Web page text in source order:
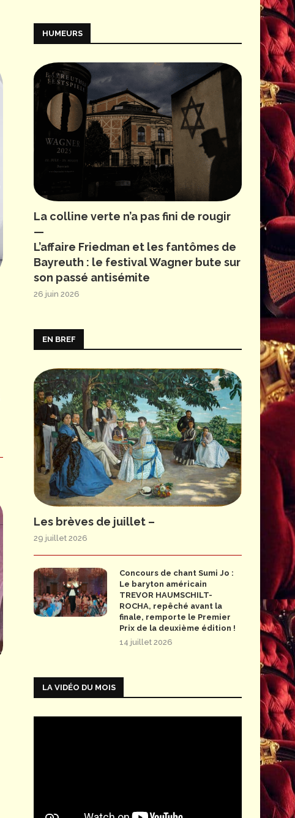
HUMEURS
La colline verte n’a pas fini de rougir
—
L’affaire Friedman et les fantômes de
Bayreuth : le festival Wagner bute sur
son passé antisémite
26 juin 2026
EN BREF
Les brèves de juillet –
29 juillet 2026
Concours de chant Sumi Jo :
Le baryton américain
TREVOR HAUMSCHILT-
ROCHA, repêché avant la
finale, remporte le Premier
Prix de la deuxième édition !
14 juillet 2026
LA VIDÉO DU MOIS